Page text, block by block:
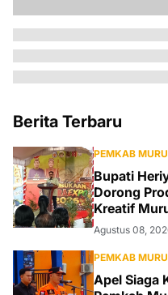
Berita Terbaru
PEMKAB
Bupati
Dorong
Kreatif
Agustus 08,
PEMKAB
Apel Siaga